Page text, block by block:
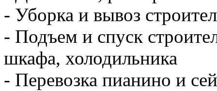
- Уборка и вывоз
- Подъем и спуск
шкафа, холодильника
- Перевозка пианино и